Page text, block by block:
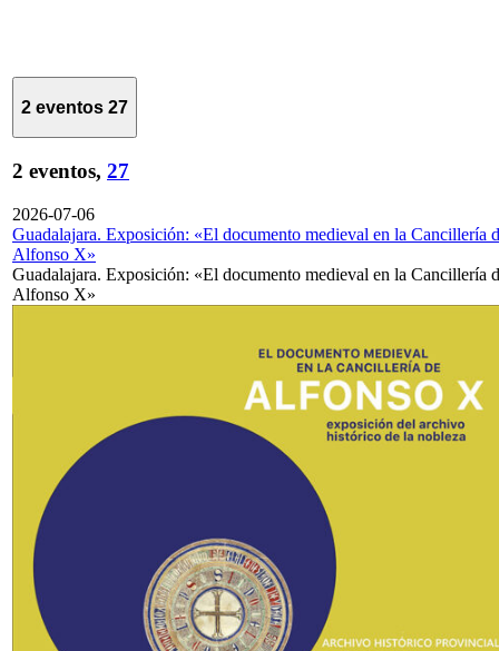
2 eventos 27
2 eventos, 27
2026-07-06
Guadalajara. Exposición: «El documento medieval en la Cancillería
Alfonso X»
Guadalajara. Exposición: «El documento medieval en la Cancillería
Alfonso X»